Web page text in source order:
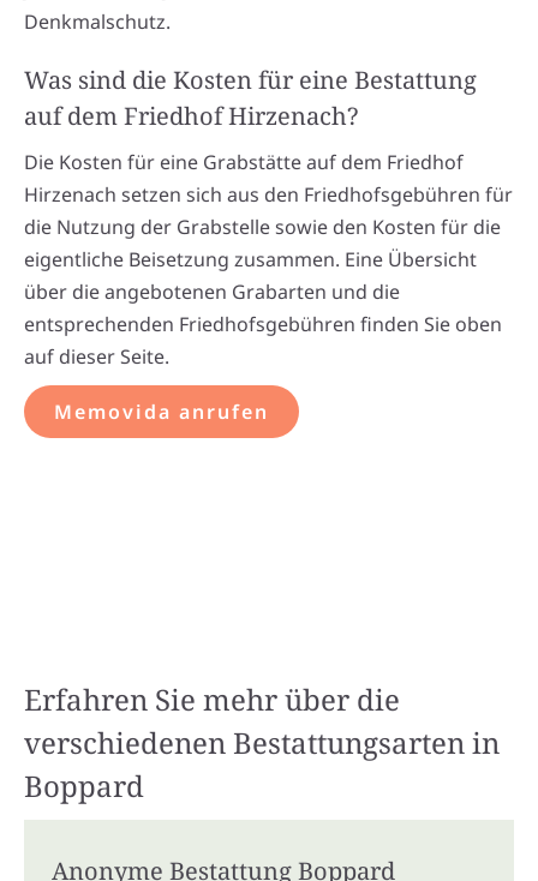
Denkmalschutz.
Was sind die Kosten für eine Bestattung
auf dem Friedhof Hirzenach?
Die Kosten für eine Grabstätte auf dem Friedhof
Hirzenach setzen sich aus den Friedhofsgebühren für
die Nutzung der Grabstelle sowie den Kosten für die
eigentliche Beisetzung zusammen. Eine Übersicht
über die angebotenen Grabarten und die
entsprechenden Friedhofsgebühren finden Sie oben
auf dieser Seite.
Memovida anrufen
Erfahren Sie mehr über die
verschiedenen Bestattungsarten in
Boppard
Anonyme Bestattung Boppard